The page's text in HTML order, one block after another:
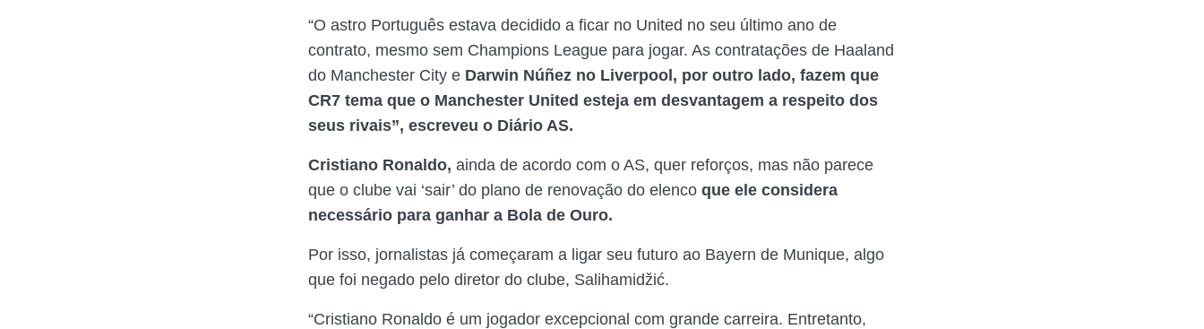
“O astro Português estava decidido a ficar no United no seu último ano de
contrato, mesmo sem Champions League para jogar. As contratações de Haaland
do Manchester City e Darwin Núñez no Liverpool, por outro lado, fazem que
CR7 tema que o Manchester United esteja em desvantagem a respeito dos
seus rivais”, escreveu o Diário AS.
Cristiano Ronaldo, ainda de acordo com o AS, quer reforços, mas não parece
que o clube vai ‘sair’ do plano de renovação do elenco que ele considera
necessário para ganhar a Bola de Ouro.
Por isso, jornalistas já começaram a ligar seu futuro ao Bayern de Munique, algo
que foi negado pelo diretor do clube, Salihamidžić.
“Cristiano Ronaldo é um jogador excepcional com grande carreira. Entretanto,